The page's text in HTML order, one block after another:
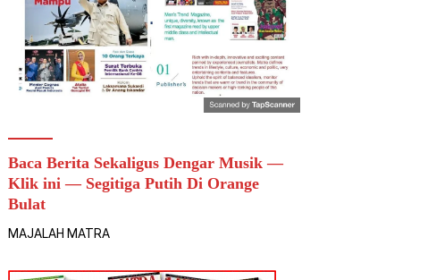
Baca Berita Sekaligus Dengar Musik —
Klik ini — Segitiga Putih Di Orange
Bulat
MAJALAH MATRA